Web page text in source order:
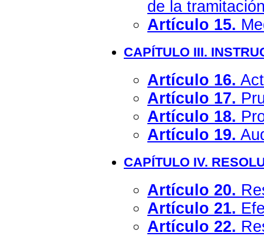
de la
Artículo 15.
CAPÍTULO III.
Artículo 16.
Artículo 17.
Artículo 18.
Artículo 19.
CAPÍTULO IV.
Artículo 20.
Artículo 21.
Artículo 22.